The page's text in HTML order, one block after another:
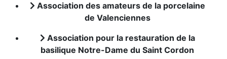
Association des amateurs de la porcelaine
de Valenciennes
Association pour la restauration de la
basilique Notre-Dame du Saint Cordon